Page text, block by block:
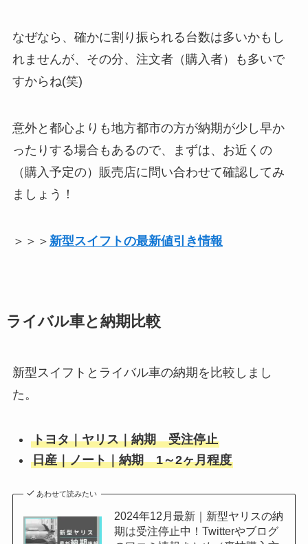
なぜなら、確かに割り振られる台数は多いかもし
れませんが、その分、注文者（購入者）も多いで
すからね(笑)
意外と都心よりも地方都市の方が納期が少し早か
ったりする場合もあるので、まずは、お近くの
（購入予定の）販売店に問い合わせて確認してみ
ましょう！
＞＞＞ 新型スイフトの最新値引き情報
ライバル車と納期比較
新型スイフトとライバル車の納期を比較しまし
た。
トヨタ｜ヤリス｜納期 受注停止
日産｜ノート｜納期 1～2ヶ月程度
あわせて読みたい
2024年12月最新｜新型ヤリスの納
期は受注停止中！Twitterやブログ